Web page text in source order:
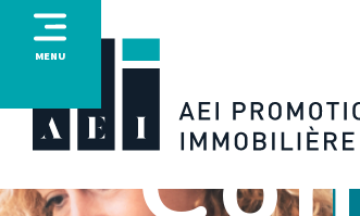
MENU